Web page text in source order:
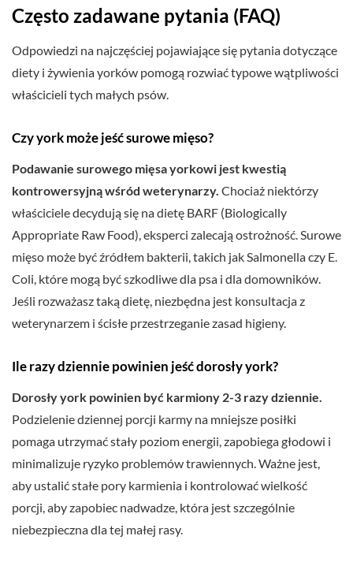
Często zadawane pytania (FAQ)
Odpowiedzi na najczęściej pojawiające się pytania dotyczące
diety i żywienia yorków pomogą rozwiać typowe wątpliwości
właścicieli tych małych psów.
Czy york może jeść surowe mięso?
Podawanie surowego mięsa yorkowi jest kwestią
kontrowersyjną wśród weterynarzy. Chociaż niektórzy
właściciele decydują się na dietę BARF (Biologically
Appropriate Raw Food), eksperci zalecają ostrożność. Surowe
mięso może być źródłem bakterii, takich jak Salmonella czy E.
Coli, które mogą być szkodliwe dla psa i dla domowników.
Jeśli rozważasz taką dietę, niezbędna jest konsultacja z
weterynarzem i ścisłe przestrzeganie zasad higieny.
Ile razy dziennie powinien jeść dorosły york?
Dorosły york powinien być karmiony 2-3 razy dziennie.
Podzielenie dziennej porcji karmy na mniejsze posiłki
pomaga utrzymać stały poziom energii, zapobiega głodowi i
minimalizuje ryzyko problemów trawiennych. Ważne jest,
aby ustalić stałe pory karmienia i kontrolować wielkość
porcji, aby zapobiec nadwadze, która jest szczególnie
niebezpieczna dla tej małej rasy.